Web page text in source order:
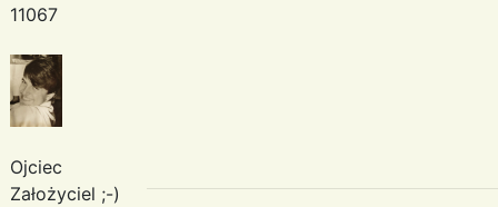
11067
Ojciec
Założyciel ;-)